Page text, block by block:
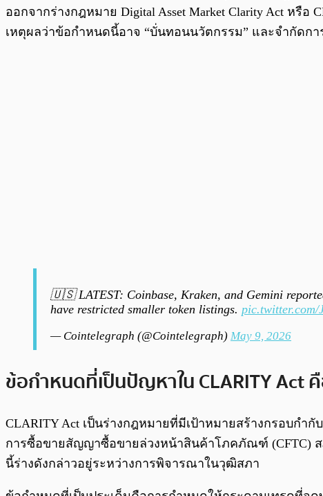
ออกจากร่างกฎหมาย Digital Asset Market Clarity Act หรื
เหตุผลว่าข้อกำหนดนี้อาจ “บั่นทอนนวัตกรรม” และจำกัดก
🇺🇸 LATEST: Coinbase, Kraken, and Gemini
have restricted smaller token listings.
— Cointelegraph (@Cointelegraph) May 9, 2026
ข้อกำหนดที่เป็นปัญหาใน CLARITY Act คื
CLARITY Act เป็นร่างกฎหมายที่มีเป้าหมายสร้างกรอบก
การซื้อขายสัญญาซื้อขายล่วงหน้าสินค้าโภคภัณฑ์ (CFTC) ส
นี้ร่างดังกล่าวอยู่ระหว่างการพิจารณาในวุฒิสภา